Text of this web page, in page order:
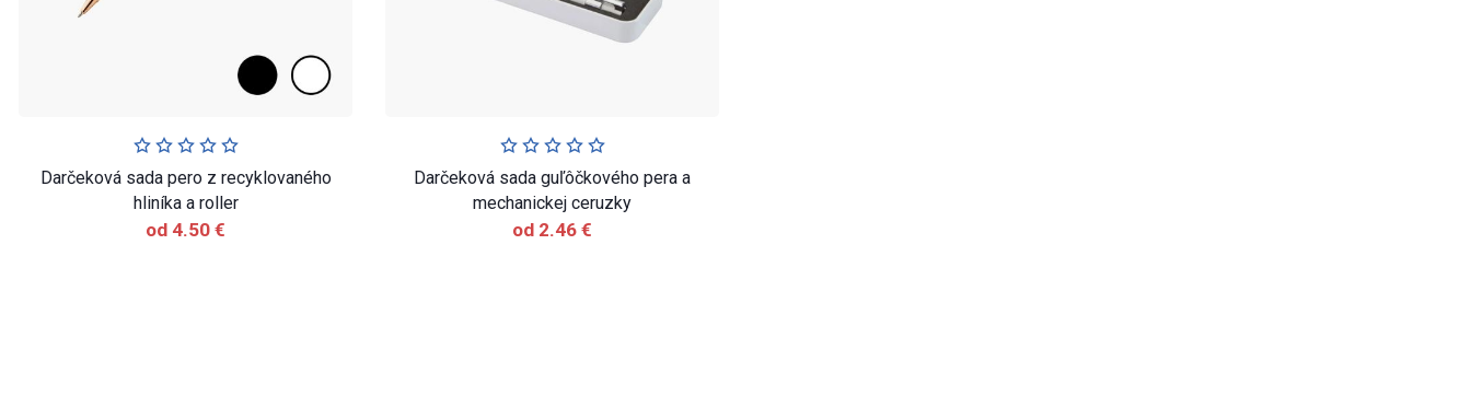
Darčeková sada pero z recyklovaného
hliníka a roller
od 4.50 €
Darčeková sada guľôčkového pera a
mechanickej ceruzky
od 2.46 €